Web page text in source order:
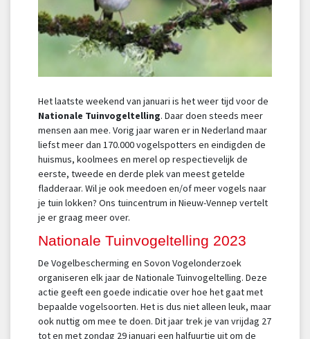
Het laatste weekend van januari is het weer tijd voor de
Nationale Tuinvogeltelling. Daar doen steeds meer
mensen aan mee. Vorig jaar waren er in Nederland maar
liefst meer dan 170.000 vogelspotters en eindigden de
huismus, koolmees en merel op respectievelijk de
eerste, tweede en derde plek van meest getelde
fladderaar. Wil je ook meedoen en/of meer vogels naar
je tuin lokken? Ons tuincentrum in Nieuw-Vennep vertelt
je er graag meer over.
Nationale Tuinvogeltelling 2023
De Vogelbescherming en Sovon Vogelonderzoek
organiseren elk jaar de Nationale Tuinvogeltelling. Deze
actie geeft een goede indicatie over hoe het gaat met
bepaalde vogelsoorten. Het is dus niet alleen leuk, maar
ook nuttig om mee te doen. Dit jaar trek je van vrijdag 27
tot en met zondag 29 januari een halfuurtje uit om de